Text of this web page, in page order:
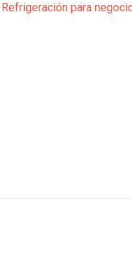
Refrigeración para